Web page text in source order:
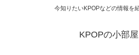
今知りたいKPOPなどの情報を
KPOPの小部屋